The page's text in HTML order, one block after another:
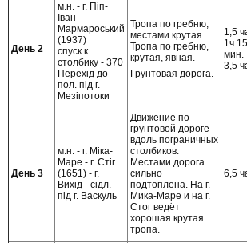
День 2
м.н. - г. Піп-
Іван
Мармароський
(1937)
спуск к
столбику - 370
Перехід до
пол. під г.
Мезіпотоки
Тропа по гребню,
местами крутая.
Тропа по гребню,
крутая, явная.
Грунтовая дорога.
1,5
1ч.15
мин.
3,5
День 3
м.н. - г. Міка-
Маре - г. Стіг
(1651) - г.
Вихід - сідл.
під г. Васкуль
Движение по
грунтовой дороге
вдоль пограничных
столбиков.
Местами дорога
сильно
подтоплена. На г.
Мика-Маре и на г.
Стог ведёт
хорошая крутая
тропа.
6,5